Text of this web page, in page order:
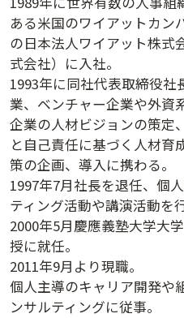
ある米国のワイアットカン
の日本法人ワイアット株式
式会社）に入社。
1993年に同社代表取締役
業、ベンチャー企業や外資
企業の人材ビジョンの策定
と自己責任に基づく人材育
策の企画、導入に携わる。
1997年7月社長を退任、個
ティング活動や講演活動を行
2000年5月慶應義塾大学大
授に就任。
2011年9月より現職。
個人主導のキャリア開発や
ンサルティングに従事。
講演日程